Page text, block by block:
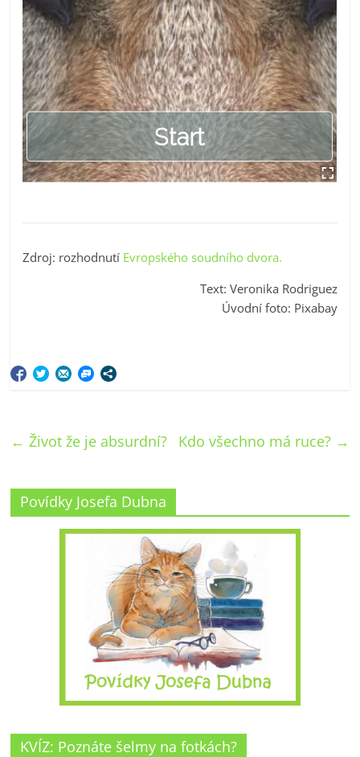
Zdroj: rozhodnutí Evropského soudního dvora.
Text: Veronika Rodriguez
Úvodní foto: Pixabay
← Život že je absurdní? Kdo všechno má ruce? →
Povídky Josefa Dubna
KVÍZ: Poznáte šelmy na fotkách?